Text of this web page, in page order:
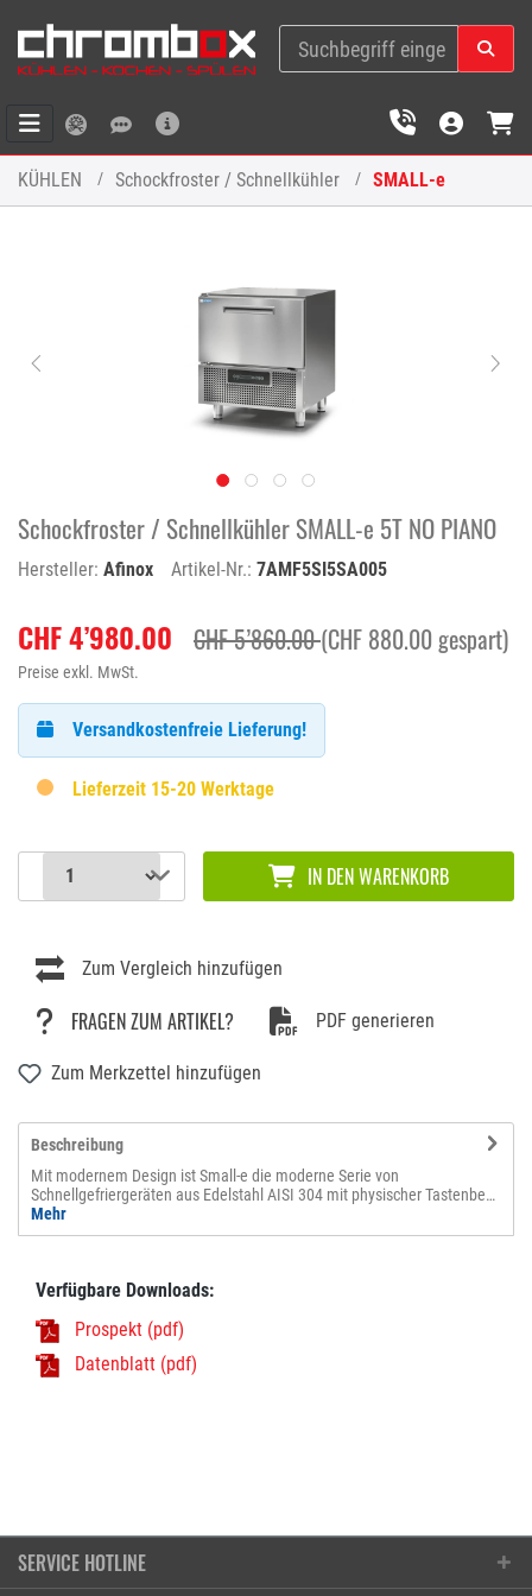
KÜHLEN Schockfroster / Schnellkühler SMALL-e
Schockfroster / Schnellkühler SMALL-e 5T NO PIANO
Hersteller: Afinox Artikel-Nr.: 7AMF5SI5SA005
CHF 4’980.00 CHF 5’860.00(CHF 880.00 gespart)
Preise exkl. MwSt.
Versandkostenfreie Lieferung!
Lieferzeit 15-20 Werktage
IN DEN WARENKORB
Zum Vergleich hinzufügen
FRAGEN ZUM ARTIKEL? PDF generieren
Zum Merkzettel hinzufügen
Verfügbare Downloads:
Prospekt (pdf)
Datenblatt (pdf)
Beschreibung
Mit modernem Design ist Small-e die moderne Serie von
Schnellgefriergeräten aus Edelstahl AISI 304 mit physischer Tastenbe…
Mehr
SERVICE HOTLINE